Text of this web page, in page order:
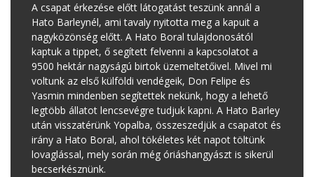
A csapat érkezése előtt látogatást teszünk annál a
Hato Barleynél, ami tavaly nyitotta meg a kapuit a
nagyközönség előtt. A Hato Boral tulajdonosától
kaptuk a tippet, ő segített felvenni a kapcsolatot a
9500 hektár nagyságú birtok üzemeltetőivel. Mivel mi
voltunk az első külföldi vendégeik, Don Felipe és
Yasmin mindenben segítettek nekünk, hogy a lehető
legtöbb állatot lencsevégre tudjuk kapni. A Hato Barley
után visszatérünk Yopalba, összeszedjük a csapatot és
irány a Hato Boral, ahol tökéletes két napot töltünk
lovaglással, mely során még óriáshangyászt is sikerül
becserkésznünk.